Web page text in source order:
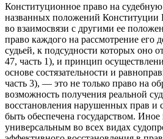
Конституционное право на судебную
названных положений Конституции
во взаимосвязи с другими ее
право каждого на рассмотрение его
судьей, к подсудности которых оно
47, часть 1), и принцип
основе состязательности и
часть 3), — это не только право на
возможность получения реальной
восстановления нарушенных прав и
быть обеспечена государством. Иное
универсальным во всех видах